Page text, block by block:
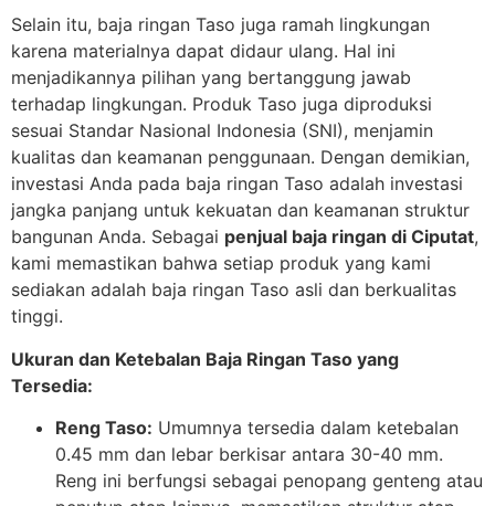
Selain itu, baja ringan Taso juga ramah lingkungan
karena materialnya dapat didaur ulang. Hal ini
menjadikannya pilihan yang bertanggung jawab
terhadap lingkungan. Produk Taso juga diproduksi
sesuai Standar Nasional Indonesia (SNI), menjamin
kualitas dan keamanan penggunaan. Dengan demikian,
investasi Anda pada baja ringan Taso adalah investasi
jangka panjang untuk kekuatan dan keamanan struktur
bangunan Anda. Sebagai penjual baja ringan di Ciputat,
kami memastikan bahwa setiap produk yang kami
sediakan adalah baja ringan Taso asli dan berkualitas
tinggi.
Ukuran dan Ketebalan Baja Ringan Taso yang
Tersedia:
Reng Taso: Umumnya tersedia dalam ketebalan
0.45 mm dan lebar berkisar antara 30-40 mm.
Reng ini berfungsi sebagai penopang genteng atau